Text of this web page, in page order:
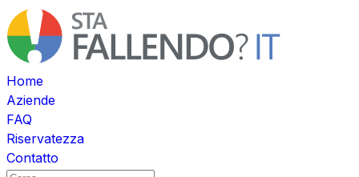
Home
Aziende
FAQ
Riservatezza
Contatto